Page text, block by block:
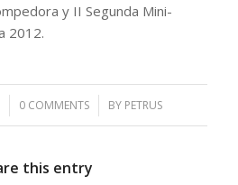
y II Segunda Mini-
2012.
0 COMMENTS
/ BY PETRUS
this entry